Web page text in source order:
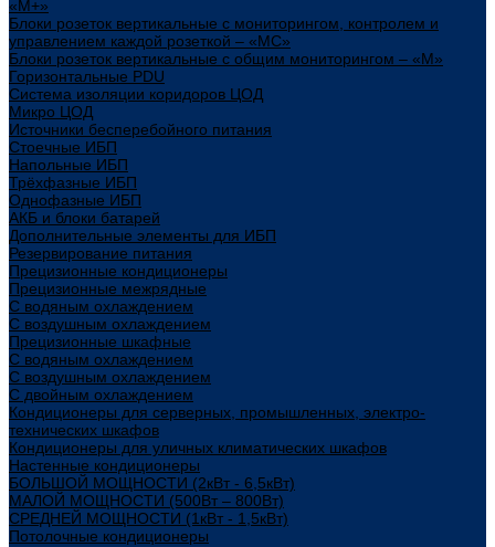
«М+»
Блоки розеток вертикальные с мониторингом, контролем и
управлением каждой розеткой – «МС»
Блоки розеток вертикальные с общим мониторингом – «М»
Горизонтальные PDU
Система изоляции коридоров ЦОД
Микро ЦОД
Источники бесперебойного питания
Стоечные ИБП
Напольные ИБП
Трёхфазные ИБП
Однофазные ИБП
АКБ и блоки батарей
Дополнительные элементы для ИБП
Резервирование питания
Прецизионные кондиционеры
Прецизионные межрядные
С водяным охлаждением
С воздушным охлаждением
Прецизионные шкафные
С водяным охлаждением
С воздушным охлаждением
С двойным охлаждением
Кондиционеры для серверных, промышленных, электро-
технических шкафов
Кондиционеры для уличных климатических шкафов
Настенные кондиционеры
БОЛЬШОЙ МОЩНОСТИ (2кВт - 6,5кВт)
МАЛОЙ МОЩНОСТИ (500Вт – 800Вт)
СРЕДНЕЙ МОЩНОСТИ (1кВт - 1,5кВт)
Потолочные кондиционеры